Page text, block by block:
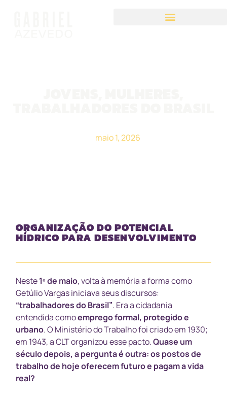
maio 1, 2026
ORGANIZAÇÃO DO POTENCIAL
HÍDRICO PARA DESENVOLVIMENTO
Neste1º de maio, volta à memória a forma como
Getúlio Vargas iniciava seus discursos:
“trabalhadores do Brasil”. Era a cidadania
entendida comoemprego formal, protegido e
urbano. O Ministério do Trabalho foi criado em 1930;
em 1943, a CLT organizou esse pacto.Quase um
século depois, a pergunta é outra: os postos de
trabalho de hoje oferecem futuro e pagam a vida
real?